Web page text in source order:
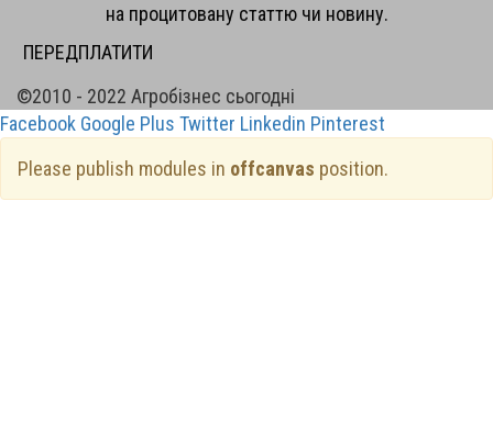
на процитовану статтю чи новину.
ПЕРЕДПЛАТИТИ
©2010 - 2022 Агробізнес сьогодні
Facebook Google Plus Twitter Linkedin Pinterest
Please publish modules in offcanvas position.